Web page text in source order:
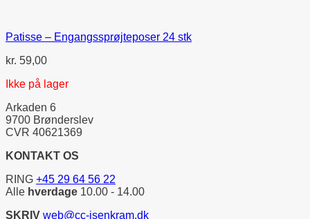
Patisse – Engangssprøjteposer 24 stk
kr. 59,00
Ikke på lager
Arkaden 6
9700 Brønderslev
CVR 40621369
KONTAKT OS
RING +45 29 64 56 22
Alle hverdage 10.00 - 14.00
SKRIV web@cc-isenkram.dk